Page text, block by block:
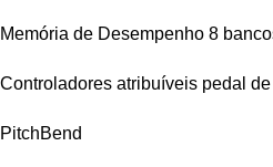
Memória de Desempenho 8
Controladores atribuíveis pedal
PitchBend